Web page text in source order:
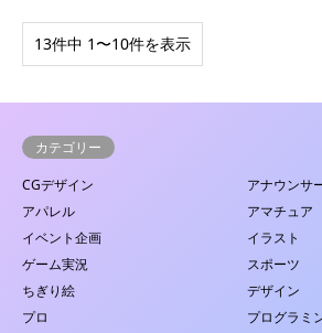
13件中 1〜10件を表示
カテゴリー
CGデザイン
アナウンサ
アパレル
アマチュア
イベント企画
イラスト
ゲーム実況
スポーツ
ちぎり絵
デザイン
プロ
プログラミ